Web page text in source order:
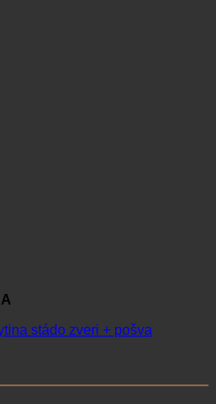
stádo zveri + pošva